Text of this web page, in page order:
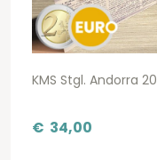
KMS Stgl. Andorra
€ 34,00